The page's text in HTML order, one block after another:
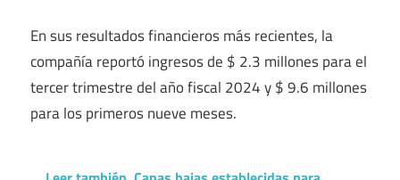
En sus resultados financieros más recientes, la
compañía reportó ingresos de $ 2.3 millones para el
tercer trimestre del año fiscal 2024 y $ 9.6 millones
para los primeros nueve meses.